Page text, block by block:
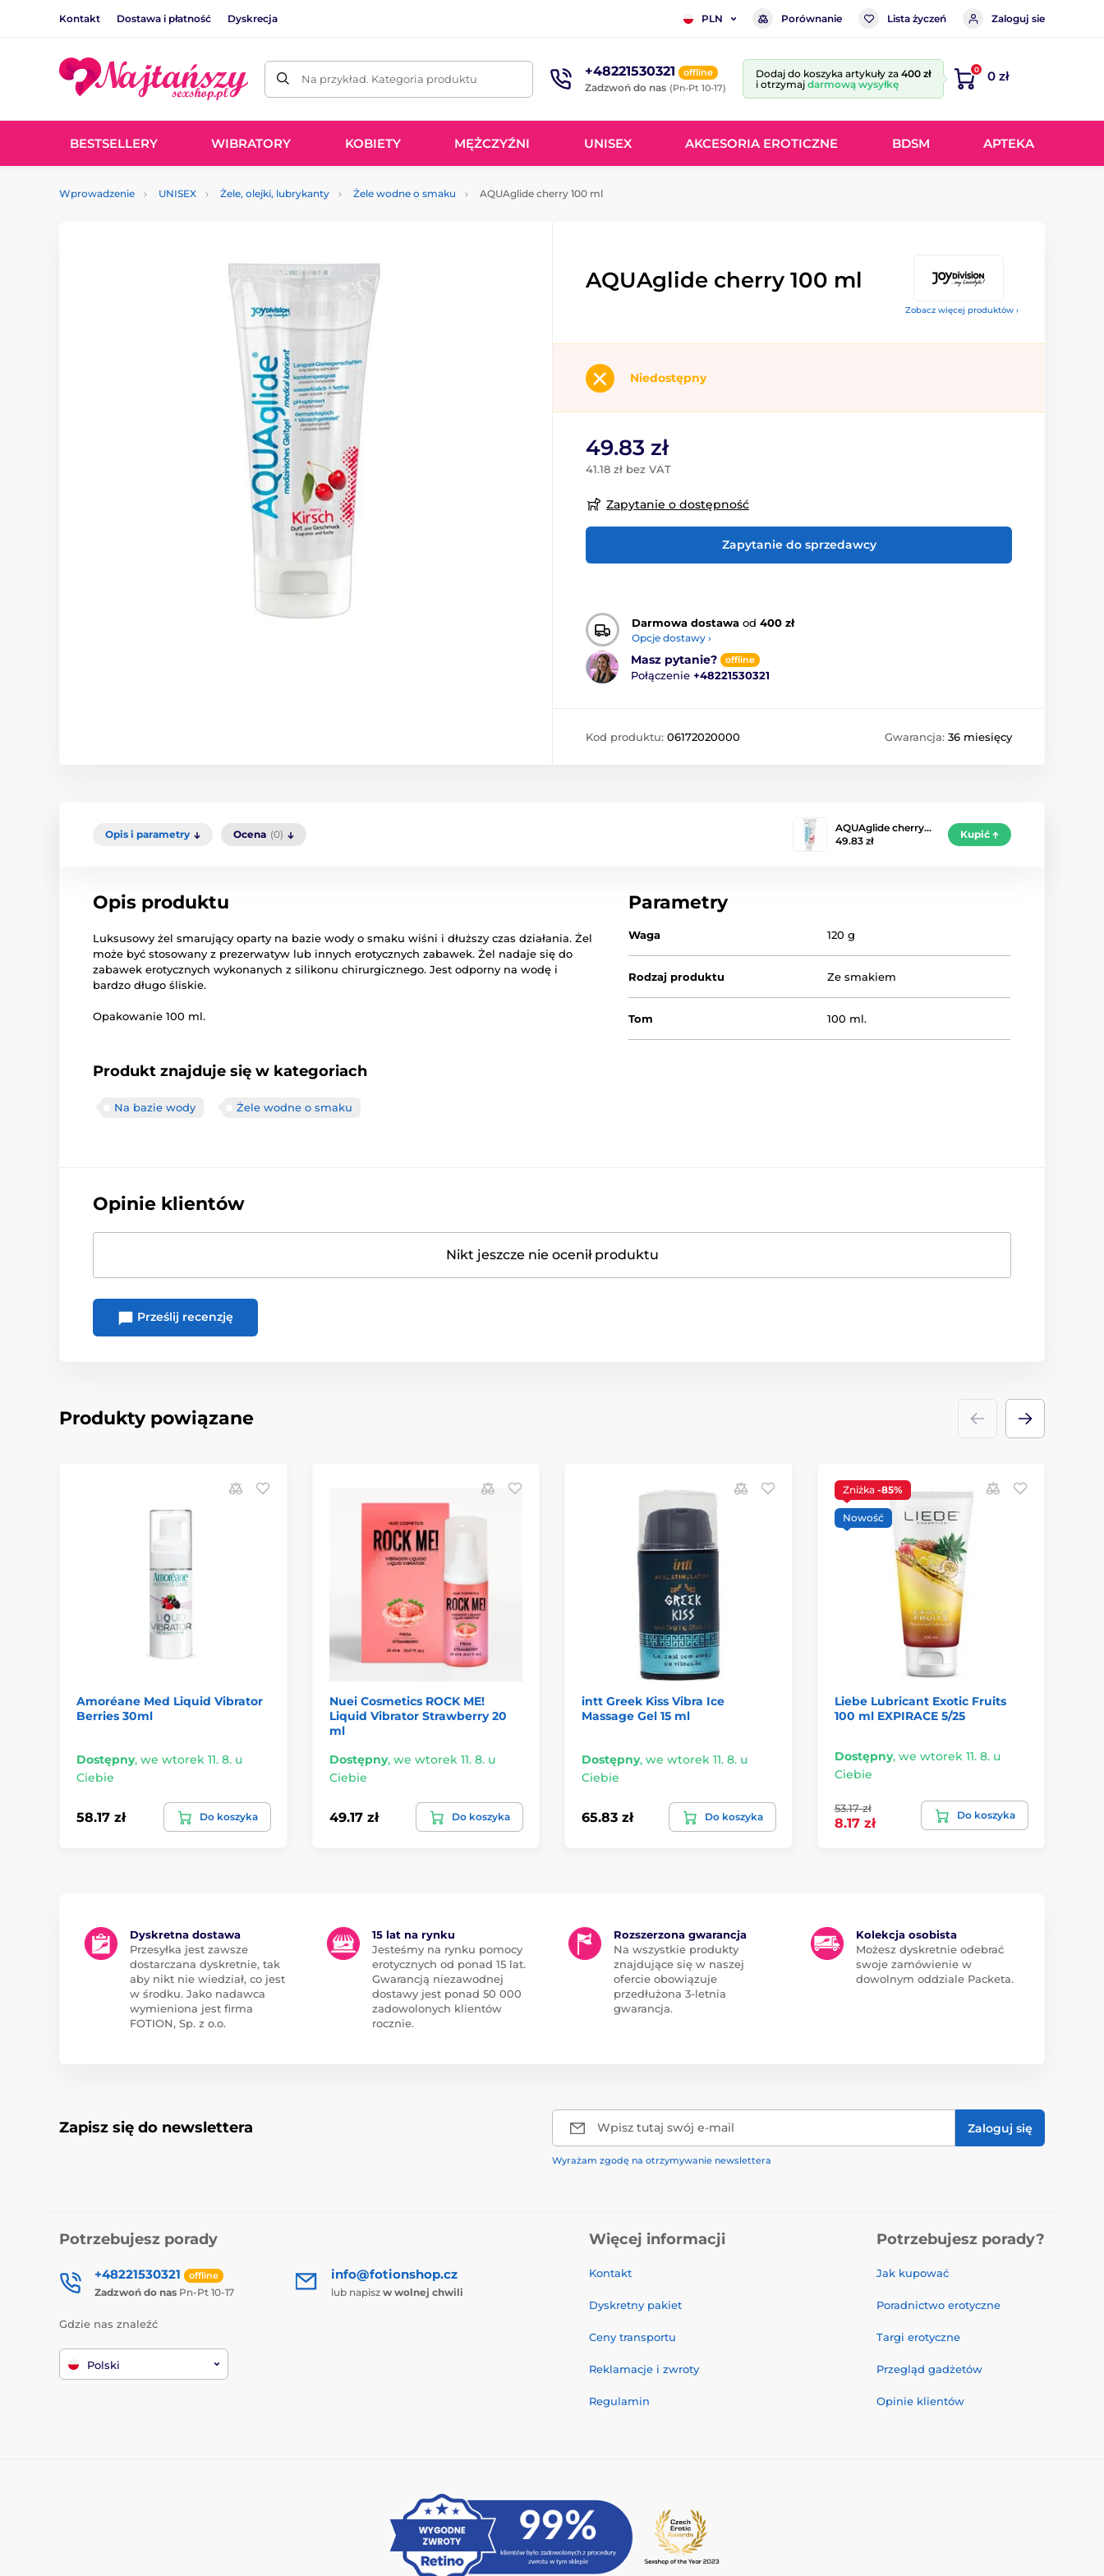
Kontakt Dostawa i płatność Dyskrecja PLN Porównanie Lista życzeń Zaloguj sie
Na przykład. Kategoria produktu +48221530321 offline
Zadzwoń do nas (Pn-Pt 10-17)
Dodaj do koszyka artykuły za 400 zł
i otrzymaj darmową wysyłkę
0 0 zł
BESTSELLERY WIBRATORY KOBIETY MĘŻCZYŹNI UNISEX AKCESORIA EROTICZNE BDSM APTEKA
Wprowadzenie UNISEX Żele, olejki, lubrykanty Żele wodne o smaku AQUAglide cherry 100 ml
Zobacz więcej produktów ›
AQUAglide cherry 100 ml
Niedostępny
49.83 zł
41.18 zł bez VAT
Zapytanie o dostępność
Zapytanie do sprzedawcy
Darmowa dostawa od 400 zł
Opcje dostawy ›
Masz pytanie? offline
Połączenie +48221530321
Kod produktu: 06172020000 Gwarancja: 36 miesięcy
Opis i parametry Ocena (0)
AQUAglide cherry…
49.83 zł
Kupić
Opis produktu
Luksusowy żel smarujący oparty na bazie wody o smaku wiśni i dłuższy czas działania. Żel
może być stosowany z prezerwatyw lub innych erotycznych zabawek. Żel nadaje się do
zabawek erotycznych wykonanych z silikonu chirurgicznego. Jest odporny na wodę i
bardzo długo śliskie.
Opakowanie 100 ml.
Produkt znajduje się w kategoriach
Na bazie wody Żele wodne o smaku
Parametry
Waga 120 g
Rodzaj produktu Ze smakiem
Tom 100 ml.
Opinie klientów
Nikt jeszcze nie ocenił produktu
Prześlij recenzję
Produkty powiązane
Amoréane Med Liquid Vibrator
Berries 30ml
Dostępny, we wtorek 11. 8. u
Ciebie
58.17 zł Do koszyka
Nuei Cosmetics ROCK ME!
Liquid Vibrator Strawberry 20
ml
Dostępny, we wtorek 11. 8. u
Ciebie
49.17 zł Do koszyka
intt Greek Kiss Vibra Ice
Massage Gel 15 ml
Dostępny, we wtorek 11. 8. u
Ciebie
65.83 zł Do koszyka
Zniżka -85%
Nowość
Liebe Lubricant Exotic Fruits
100 ml EXPIRACE 5/25
Dostępny, we wtorek 11. 8. u
Ciebie
53.17 zł
8.17 zł
Do koszyka
Dyskretna dostawa
Przesyłka jest zawsze
dostarczana dyskretnie, tak
aby nikt nie wiedział, co jest
w środku. Jako nadawca
wymieniona jest firma
FOTION, Sp. z o.o.
15 lat na rynku
Jesteśmy na rynku pomocy
erotycznych od ponad 15 lat.
Gwarancją niezawodnej
dostawy jest ponad 50 000
zadowolonych klientów
rocznie.
Rozszerzona gwarancja
Na wszystkie produkty
znajdujące się w naszej
ofercie obowiązuje
przedłużona 3-letnia
gwarancja.
Kolekcja osobista
Możesz dyskretnie odebrać
swoje zamówienie w
dowolnym oddziale Packeta.
Zapisz się do newslettera Wpisz tutaj swój e-mail Zaloguj się
Wyrażam zgodę na otrzymywanie newslettera
Potrzebujesz porady
+48221530321 offline
Zadzwoń do nas Pn-Pt 10-17
info@fotionshop.cz
lub napisz w wolnej chwili
Gdzie nas znaleźć
Polski
Więcej informacji
Kontakt
Dyskretny pakiet
Ceny transportu
Reklamacje i zwroty
Regulamin
Potrzebujesz porady?
Jak kupować
Poradnictwo erotyczne
Targi erotyczne
Przegląd gadżetów
Opinie klientów